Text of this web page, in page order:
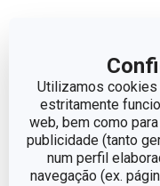
Utilizamos
estritamente
web, bem como
publicidade (tanto
num perfil
navegação (ex.
ADEQUADO PARA
FRIGORÍFICO
CATEGORIA